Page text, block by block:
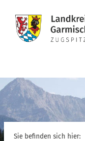
Sie befinden sich hier: